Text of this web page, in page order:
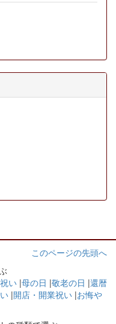
このページの先頭へ
い |母の日 |敬老の日 |還暦
|開店・開業祝い |お悔や